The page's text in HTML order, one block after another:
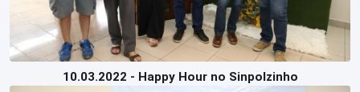
10.03.2022 - Happy Hour no Sinpolzinho